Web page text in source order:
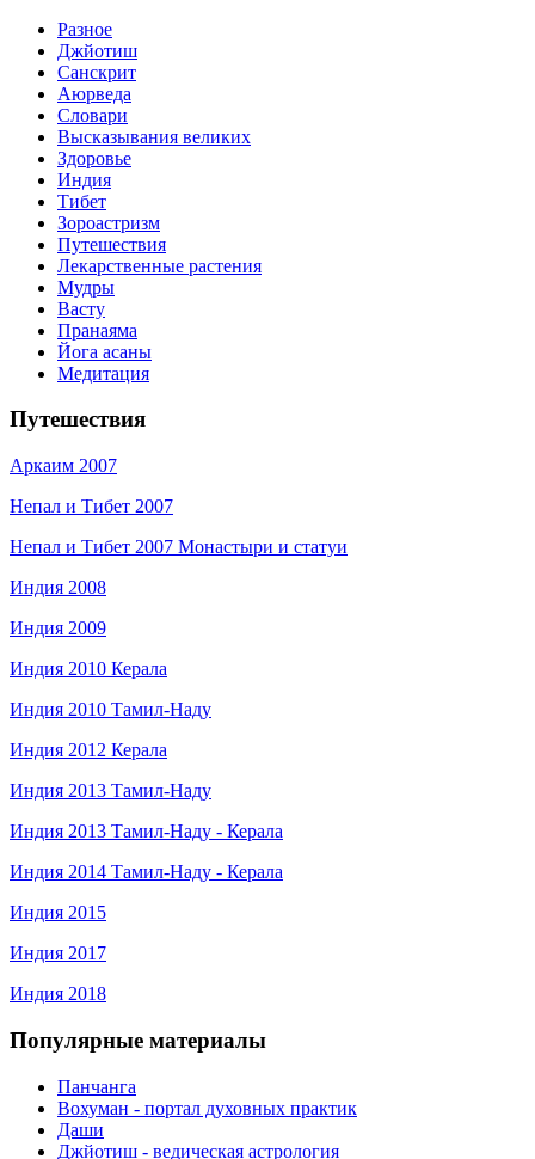
Разное
Джйотиш
Санскрит
Аюрведа
Словари
Высказывания великих
Здоровье
Индия
Тибет
Зороастризм
Путешествия
Лекарственные растения
Мудры
Васту
Пранаяма
Йога асаны
Медитация
Путешествия
Аркаим 2007
Непал и Тибет 2007
Непал и Тибет 2007 Монастыри и статуи
Индия 2008
Индия 2009
Индия 2010 Керала
Индия 2010 Тамил-Наду
Индия 2012 Керала
Индия 2013 Тамил-Наду
Индия 2013 Тамил-Наду - Керала
Индия 2014 Тамил-Наду - Керала
Индия 2015
Индия 2017
Индия 2018
Популярные материалы
Панчанга
Вохуман - портал духовных практик
Даши
Джйотиш - ведическая астрология